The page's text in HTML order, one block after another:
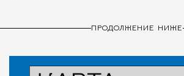
ПРОДОЛЖЕНИЕ НИЖЕ